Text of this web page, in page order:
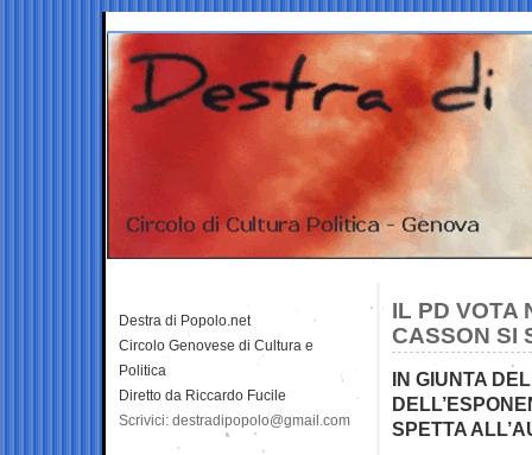
IL PD VOTA
CASSON SI
IN GIUNTA
SPETTA
Destra di Popolo.net
Circolo Genovese di Cultura e
Politica
Diretto da Riccardo Fucile
Scrivici: destradipopolo@gmail.com